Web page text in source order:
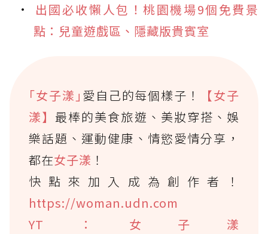
出國必收懶人包！桃園機場9個免費景
點：兒童遊戲區、隱藏版貴賓室
｢女子漾｣ 愛自己的每個樣子！
【女子
漾】最棒的美食旅遊、美妝穿搭、娛
樂話題、運動健康、情慾愛情分享，
都在女子漾 ！
快點來加入成為創作者！
https://woman.udn.com
YT：女子漾